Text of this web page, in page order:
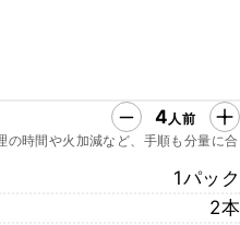
4人前
の時間や火加減など、手順も分量に合
1パック
2本